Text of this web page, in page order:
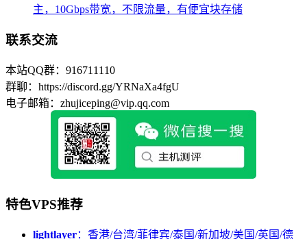
主，10Gbps带宽，不限流量，有便宜块存储
联系交流
本站QQ群：916711110
群聊：https://discord.gg/YRNaXa4fgU
电子邮箱：zhujiceping@vip.qq.com
特色VPS推荐
lightlayer：香港/台湾/菲律宾/泰国/新加坡/美国/英国/德